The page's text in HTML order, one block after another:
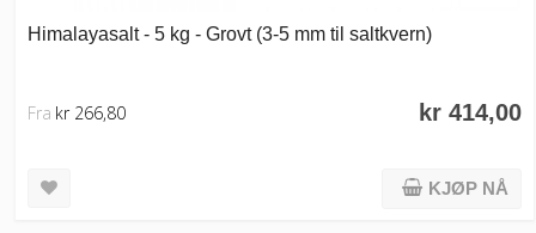
Himalayasalt - 5 kg - Grovt (3-5 mm til saltkvern)
kr 414,00
Fra kr 266,80
KJØP NÅ